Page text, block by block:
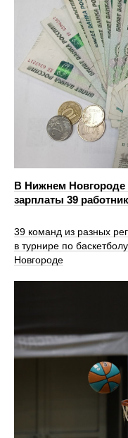
В Нижнем Новгороде
зарплаты 39
39 команд из разных
в турнире по
Новгороде